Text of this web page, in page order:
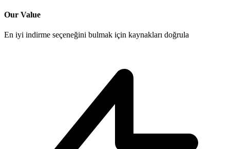
Our Value
En iyi indirme seçeneğini bulmak için kaynakları doğrula